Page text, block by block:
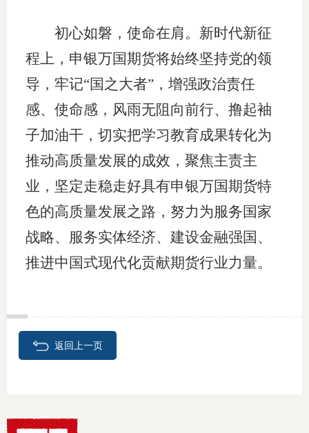
初心如磐，使命在肩。新时代新征
程上，申银万国期货将始终坚持党的领
导，牢记“国之大者”，增强政治责任
感、使命感，风雨无阻向前行、撸起袖
子加油干，切实把学习教育成果转化为
推动高质量发展的成效，聚焦主责主
业，坚定走稳走好具有申银万国期货特
色的高质量发展之路，努力为服务国家
战略、服务实体经济、建设金融强国、
推进中国式现代化贡献期货行业力量。
返回上一页